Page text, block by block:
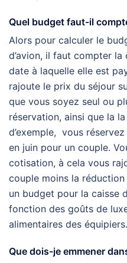
Quel budget faut-il
Alors pour calculer le
d’avion, il faut compter
date à laquelle elle est
rajoute le prix du séjour
que vous soyez seul ou
réservation, ainsi que la
d’exemple, vous
en juin pour un couple.
cotisation, à cela vous
couple moins la
un budget pour la caisse
fonction des goûts de
alimentaires des
Que dois-je emmener